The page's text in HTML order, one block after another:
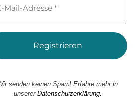
senden keinen Spam! Erfahre mehr in
unserer Datenschutzerklärung.